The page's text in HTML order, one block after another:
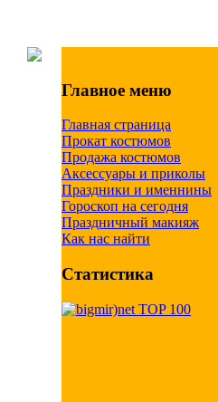
Главное меню
Главная страница
Прокат костюмов
Продажа костюмов
Аксессуары и приколы
Праздники и именнины
Гороскоп на сегодня
Праздничный макияж
Как нас найти
Статистика